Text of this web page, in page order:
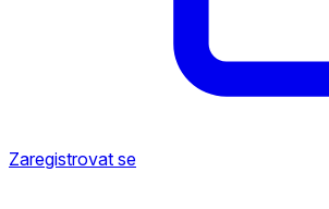
Zaregistrovat se